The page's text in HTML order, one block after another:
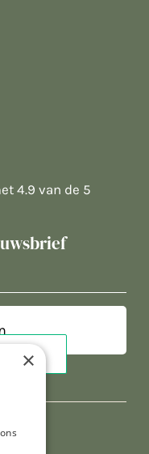
4.9 van de 5
×